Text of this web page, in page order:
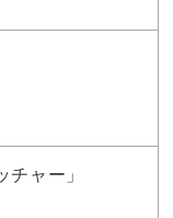
ャー」